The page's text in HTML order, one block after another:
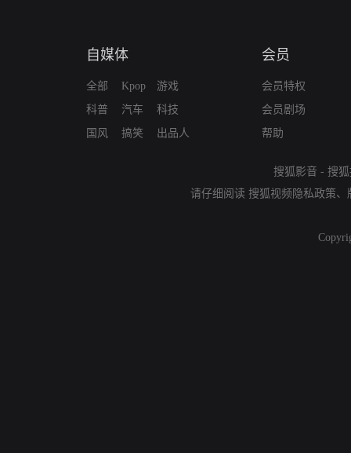
自媒体
全部
科普
国风
Kpop
汽车
搞笑
游戏
科技
出品人
会员
会员特权
会员剧场
帮助
搜狐影音 - 搜
请仔细阅读 搜狐视频隐私政策、